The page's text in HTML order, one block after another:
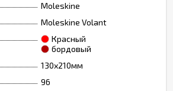
Moleskine
Moleskine Volant
Красный
бордовый
130х210мм
96